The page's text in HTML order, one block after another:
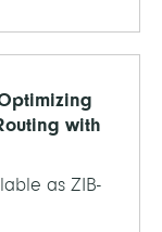
with
as ZIB-